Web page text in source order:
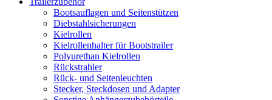
Bootsauflagen und Seitenstützen
Diebstahlsicherungen
Kielrollen
Kielrollenhalter für Bootstrailer
Polyurethan Kielrollen
Rückstrahler
Rück- und Seitenleuchten
Stecker, Steckdosen und Adapter